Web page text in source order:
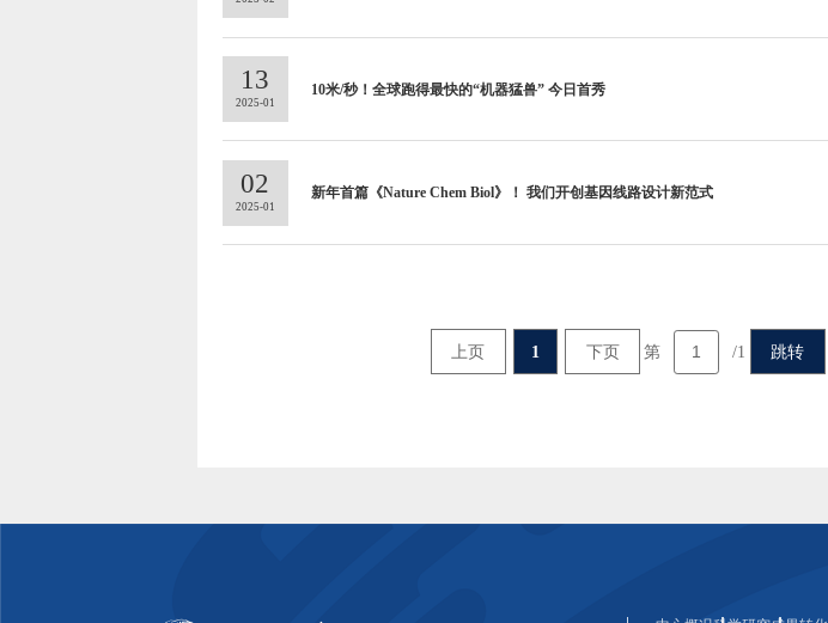
13
2025-01
10米/秒！全球跑得最快的“机器猛兽” 今日首秀
02
2025-01
新年首篇《Nature Chem Biol》！ 我们开创基因线路设计新范式
上页 1 下页 第 /1 跳转